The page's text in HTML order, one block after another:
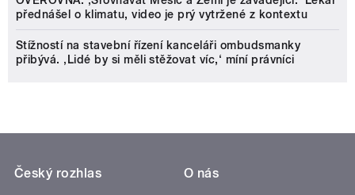
přednášel o klimatu, video je prý vytržené z kontextu
Stížností na stavební řízení kanceláři ombudsmanky
přibývá. ‚Lidé by si měli stěžovat víc,‘ míní právníci
Český rozhlas
O nás